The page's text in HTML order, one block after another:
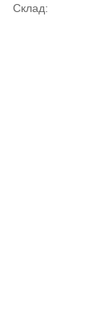
Склад: